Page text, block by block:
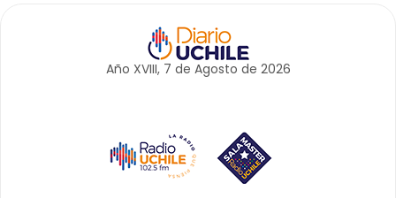
Año XVIII, 7 de Agosto de 2026